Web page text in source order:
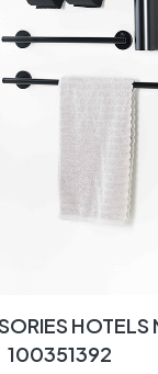
HOTELS
100351392